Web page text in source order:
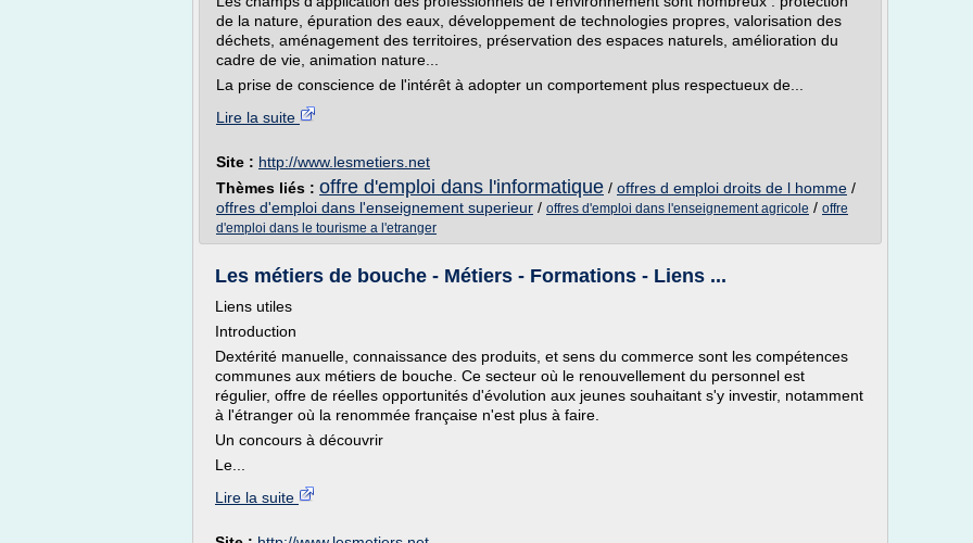
de la nature, épuration des eaux, développement de technologies propres, valorisation des
déchets, aménagement des territoires, préservation des espaces naturels, amélioration du
cadre de vie, animation nature...
La prise de conscience de l'intérêt à adopter un comportement plus respectueux de...
Lire la suite
Site : http://www.lesmetiers.net
Thèmes liés : offre d'emploi dans l'informatique / offres d emploi droits de l homme /
offres d'emploi dans l'enseignement superieur / offres d'emploi dans l'enseignement agricole / offre
d'emploi dans le tourisme a l'etranger
Les métiers de bouche - Métiers - Formations - Liens ...
Liens utiles
Introduction
Dextérité manuelle, connaissance des produits, et sens du commerce sont les compétences
communes aux métiers de bouche. Ce secteur où le renouvellement du personnel est
régulier, offre de réelles opportunités d'évolution aux jeunes souhaitant s'y investir, notamment
à l'étranger où la renommée française n'est plus à faire.
Un concours à découvrir
Le...
Lire la suite